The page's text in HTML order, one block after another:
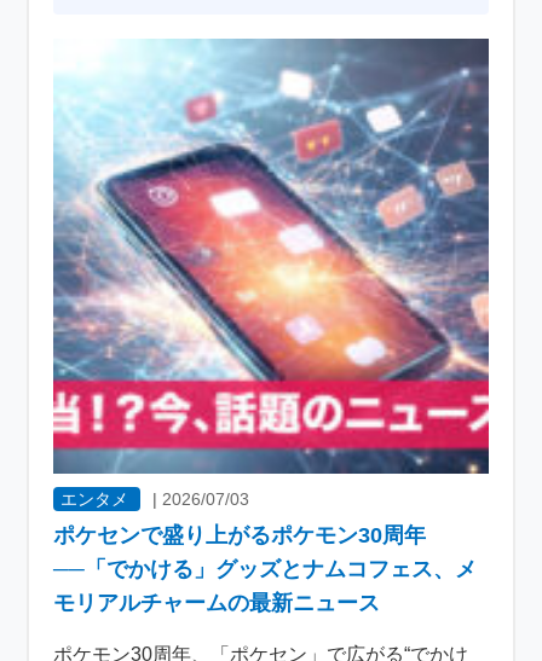
エンタメ | 2026/07/03
ポケセンで盛り上がるポケモン30周年
──「でかける」グッズとナムコフェス、メ
モリアルチャームの最新ニュース
ポケモン30周年、「ポケセン」で広がる“でかけ